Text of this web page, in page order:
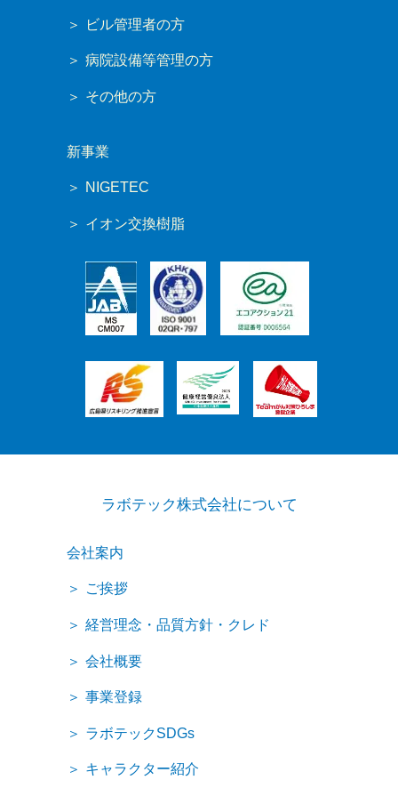
ビル管理者の方
病院設備等管理の方
その他の方
新事業
NIGETEC
イオン交換樹脂
ラボテック株式会社について
会社案内
ご挨拶
経営理念・品質方針・クレド
会社概要
事業登録
ラボテックSDGs
キャラクター紹介